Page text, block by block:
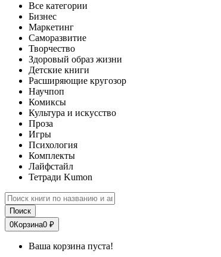
Все категории
Бизнес
Маркетинг
Саморазвитие
Творчество
Здоровый образ жизни
Детские книги
Расширяющие кругозор
Научпоп
Комиксы
Культура и искусство
Проза
Игры
Психология
Комплекты
Лайфстайл
Тетради Kumon
Поиск
0Корзина0 ₽
Ваша корзина пуста!